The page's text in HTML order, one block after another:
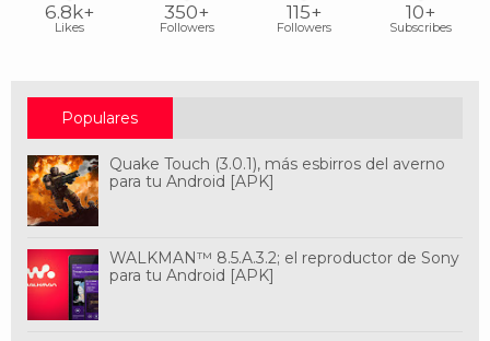
6.8k+
Likes
350+
Followers
115+
Followers
10+
Subscribes
Populares
Quake Touch (3.0.1), más esbirros del averno
para tu Android [APK]
WALKMAN™ 8.5.A.3.2; el reproductor de Sony
para tu Android [APK]